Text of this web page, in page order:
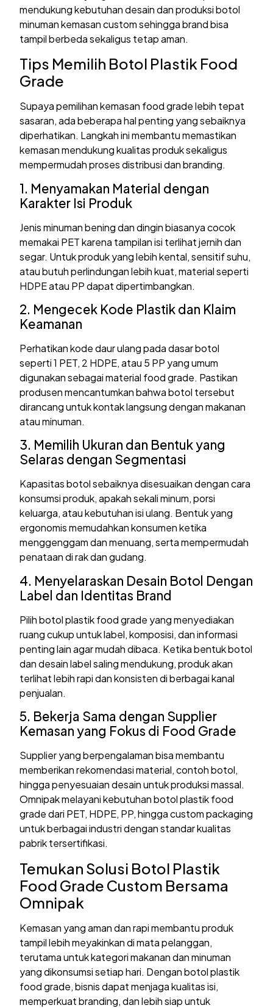
mendukung kebutuhan desain dan produksi botol
minuman kemasan custom sehingga brand bisa
tampil berbeda sekaligus tetap aman.
Tips Memilih Botol Plastik Food
Grade
Supaya pemilihan kemasan food grade lebih tepat
sasaran, ada beberapa hal penting yang sebaiknya
diperhatikan. Langkah ini membantu memastikan
kemasan mendukung kualitas produk sekaligus
mempermudah proses distribusi dan branding.
1. Menyamakan Material dengan
Karakter Isi Produk
Jenis minuman bening dan dingin biasanya cocok
memakai PET karena tampilan isi terlihat jernih dan
segar. Untuk produk yang lebih kental, sensitif suhu,
atau butuh perlindungan lebih kuat, material seperti
HDPE atau PP dapat dipertimbangkan.
2. Mengecek Kode Plastik dan Klaim
Keamanan
Perhatikan kode daur ulang pada dasar botol
seperti 1 PET, 2 HDPE, atau 5 PP yang umum
digunakan sebagai material food grade. Pastikan
produsen mencantumkan bahwa botol tersebut
dirancang untuk kontak langsung dengan makanan
atau minuman.
3. Memilih Ukuran dan Bentuk yang
Selaras dengan Segmentasi
Kapasitas botol sebaiknya disesuaikan dengan cara
konsumsi produk, apakah sekali minum, porsi
keluarga, atau kebutuhan isi ulang. Bentuk yang
ergonomis memudahkan konsumen ketika
menggenggam dan menuang, serta mempermudah
penataan di rak dan gudang.
4. Menyelaraskan Desain Botol Dengan
Label dan Identitas Brand
Pilih botol plastik food grade yang menyediakan
ruang cukup untuk label, komposisi, dan informasi
penting lain agar mudah dibaca. Ketika bentuk botol
dan desain label saling mendukung, produk akan
terlihat lebih rapi dan konsisten di berbagai kanal
penjualan.
5. Bekerja Sama dengan Supplier
Kemasan yang Fokus di Food Grade
Supplier yang berpengalaman bisa membantu
memberikan rekomendasi material, contoh botol,
hingga penyesuaian desain untuk produksi massal.
Omnipak melayani kebutuhan botol plastik food
grade dari PET, HDPE, PP, hingga custom packaging
untuk berbagai industri dengan standar kualitas
pabrik tersertifikasi.
Temukan Solusi Botol Plastik
Food Grade Custom Bersama
Omnipak
Kemasan yang aman dan rapi membantu produk
tampil lebih meyakinkan di mata pelanggan,
terutama untuk kategori makanan dan minuman
yang dikonsumsi setiap hari. Dengan botol plastik
food grade, bisnis dapat menjaga kualitas isi,
memperkuat branding, dan lebih siap untuk